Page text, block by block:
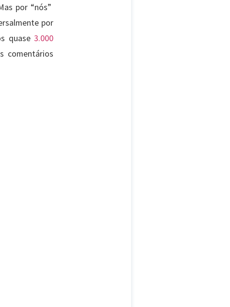
por “nós”
por
quase3.000
comentários